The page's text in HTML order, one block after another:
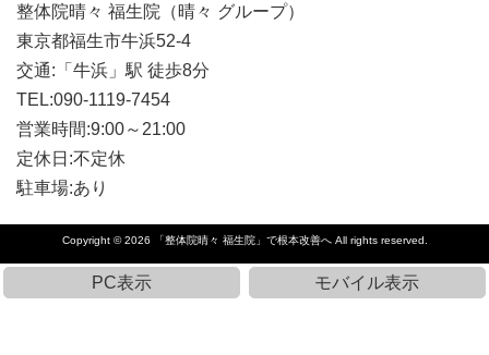
整体院晴々 福生院（晴々 グループ）
東京都福生市牛浜52-4
交通:「牛浜」駅 徒歩8分
TEL:090-1119-7454
営業時間:9:00～21:00
定休日:不定休
駐車場:あり
Copyright © 2026 「整体院晴々 福生院」で根本改善へAll rights reserved.
PC表示 モバイル表示